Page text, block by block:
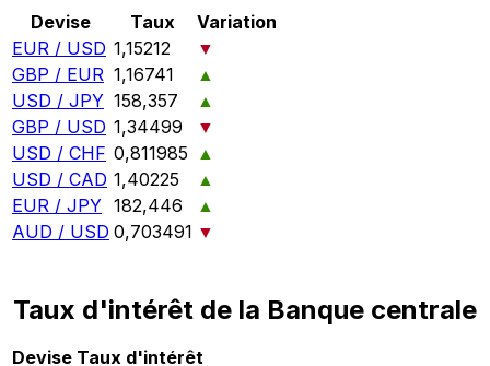
Devise Taux
Variation
EUR / USD 1,15212
▼
GBP / EUR 1,16741
▲
USD / JPY 158,357
▲
GBP / USD 1,34499
▼
USD / CHF 0,811985 ▲
USD / CAD 1,40225
▲
EUR / JPY 182,446
▲
AUD / USD 0,703491 ▼
Taux d'intérêt de la Banque centrale
Devise Taux d'intérêt